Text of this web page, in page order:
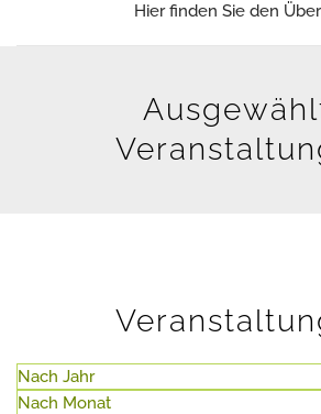
Hier finden Sie den
Nach Jahr
Nach Monat